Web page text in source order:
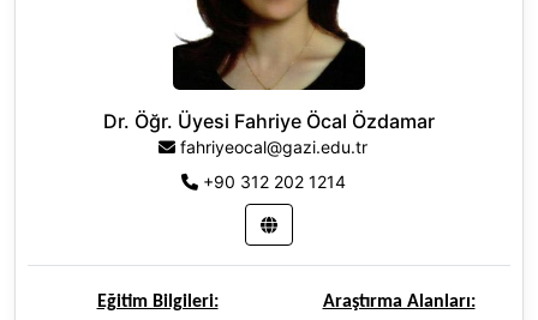
Dr. Öğr. Üyesi Fahriye Öcal Özdamar
fahriyeocal@gazi.edu.tr
+90 312 202 1214
Eğitim Bilgileri: Araştırma Alanları: